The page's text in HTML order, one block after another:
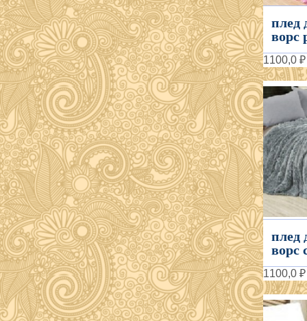
плед
ворс
1100,0 ₽
плед
ворс
1100,0 ₽